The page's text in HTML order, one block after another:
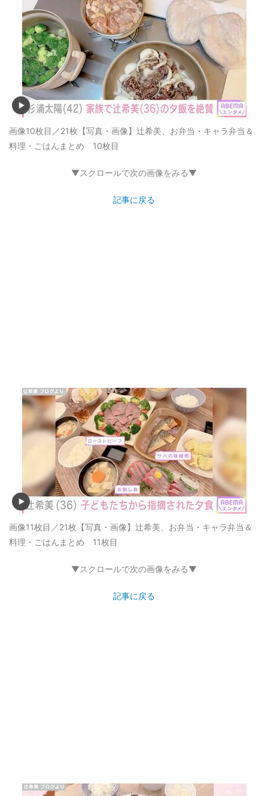
画像10枚目／21枚 【写真・画像】辻希美、お弁当・キャラ弁当＆
料理・ごはんまとめ 10枚目
▼スクロールで次の画像をみる▼
記事に戻る
画像11枚目／21枚 【写真・画像】辻希美、お弁当・キャラ弁当＆
料理・ごはんまとめ 11枚目
▼スクロールで次の画像をみる▼
記事に戻る